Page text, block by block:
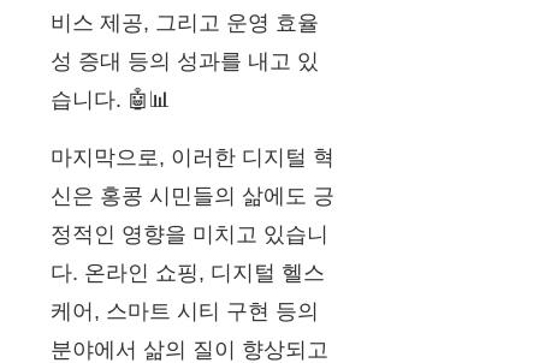
비스 제공, 그리고 운영 효율
성 증대 등의 성과를 내고 있
습니다. 🤖📊
마지막으로, 이러한 디지털 혁
신은 홍콩 시민들의 삶에도 긍
정적인 영향을 미치고 있습니
다. 온라인 쇼핑, 디지털 헬스
케어, 스마트 시티 구현 등의
분야에서 삶의 질이 향상되고